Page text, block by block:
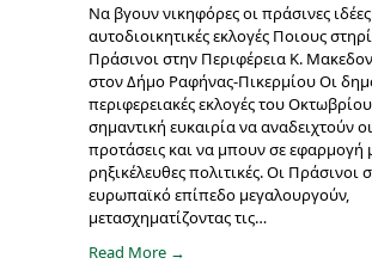
Να βγουν νικηφόρες οι πράσινες
αυτοδιοικητικές εκλογές Ποιους
Πράσινοι στην Περιφέρεια Κ.
στον Δήμο Ραφήνας-Πικερμίου Οι
περιφερειακές εκλογές του Οκτωβρίου
σημαντική ευκαιρία να αναδειχτούν
προτάσεις και να μπουν σε εφαρμογή
ρηξικέλευθες πολιτικές. Οι Πράσινοι
ευρωπαϊκό επίπεδο μεγαλουργούν,
μετασχηματίζοντας τις…
Read More →